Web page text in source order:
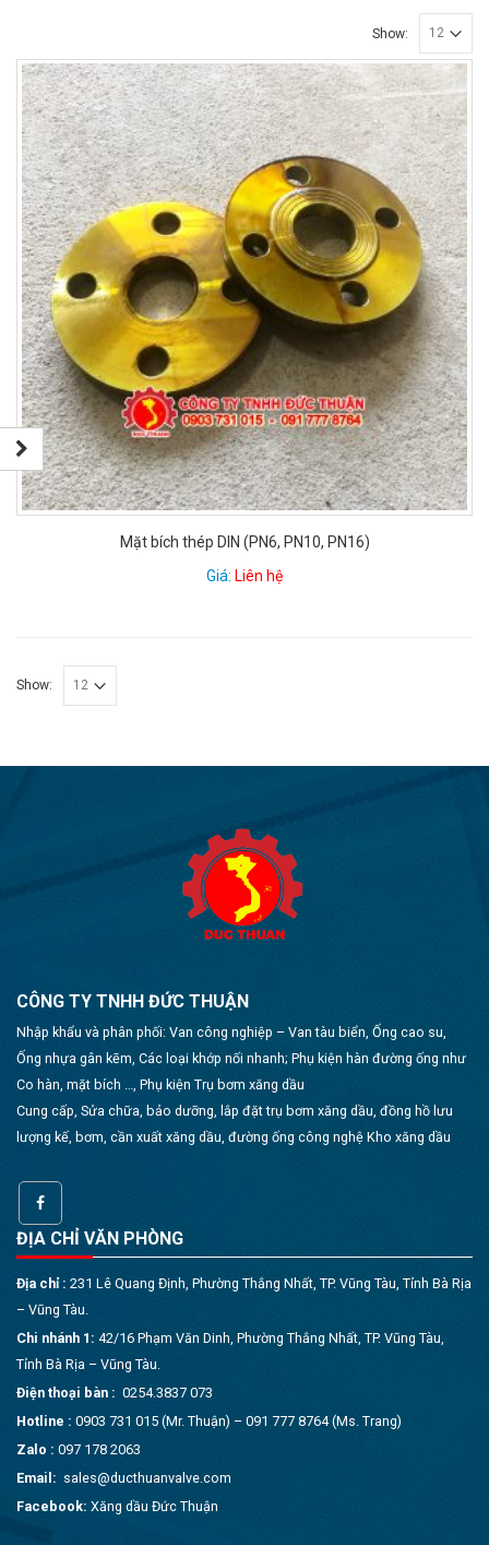
Show:
Mặt bích thép DIN (PN6, PN10, PN16)
Giá: Liên hệ
Show:
CÔNG TY TNHH ĐỨC THUẬN
Nhập khẩu và phân phối: Van công nghiệp – Van tàu biển, Ống cao su,
Ống nhựa gân kẽm, Các loại khớp nối nhanh; Phụ kiện hàn đường ống như
Co hàn, mặt bích …, Phụ kiện Trụ bơm xăng dầu
Cung cấp, Sửa chữa, bảo dưỡng, lắp đặt trụ bơm xăng dầu, đồng hồ lưu
lượng kế, bơm, cần xuất xăng dầu, đường ống công nghệ Kho xăng dầu
ĐỊA CHỈ VĂN PHÒNG
Địa chỉ : 231 Lê Quang Định, Phường Thắng Nhất, TP. Vũng Tàu, Tỉnh Bà Rịa
– Vũng Tàu.
Chi nhánh 1: 42/16 Phạm Văn Dinh, Phường Thắng Nhất, TP. Vũng Tàu,
Tỉnh Bà Rịa – Vũng Tàu.
Điện thoại bàn : 0254.3837 073
Hotline : 0903 731 015 (Mr. Thuận) – 091 777 8764 (Ms. Trang)
Zalo : 097 178 2063
Email: sales@ducthuanvalve.com
Facebook: Xăng dầu Đức Thuận